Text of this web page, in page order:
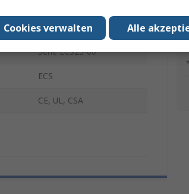
Abdeckungskit
Serie ECS25-60
ECS
CE, UL, CSA
Alle
Cookies verwalten